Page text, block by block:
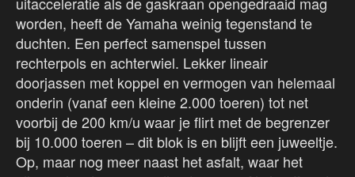
worden, heeft de Yamaha weinig tegenstand te
duchten. Een perfect samenspel tussen
rechterpols en achterwiel. Lekker lineair
doorjassen met koppel en vermogen van helemaal
onderin (vanaf een kleine 2.000 toeren) tot net
voorbij de 200 km/u waar je flirt met de begrenzer
bij 10.000 toeren – dit blok is en blijft een juweeltje.
Op, maar nog meer naast het asfalt, waar het